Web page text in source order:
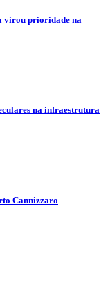
virou prioridade na
na infraestrutura
Cannizzaro